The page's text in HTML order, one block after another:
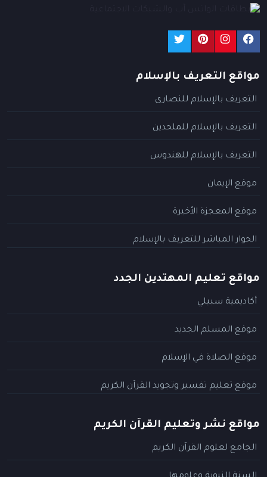
مواقع التعريف بالإسلام
التعريف بالإسلام للنصارى
التعريف بالإسلام للملحدين
التعريف بالإسلام للهندوس
موقع الإيمان
موقع المعجزة الأخيرة
الحوار المباشر للتعريف بالإسلام
مواقع تعليم المهتدين الجدد
أكاديمية سبيلي
موقع المسلم الجديد
موقع الصلاة في الإسلام
موقع تعليم تفسير وتجويد القرآن الكريم
مواقع نشر وتعليم القرآن الكريم
الجامع لعلوم القرآن الكريم